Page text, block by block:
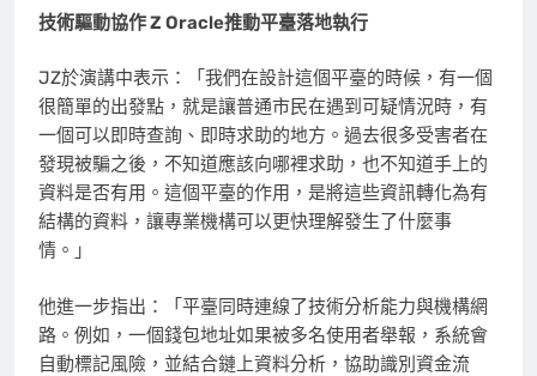
技術驅動協作 Z Oracle推動平臺落地執行
JZ於演講中表示：「我們在設計這個平臺的時候，有一個
很簡單的出發點，就是讓普通市民在遇到可疑情況時，有
一個可以即時查詢、即時求助的地方。過去很多受害者在
發現被騙之後，不知道應該向哪裡求助，也不知道手上的
資料是否有用。這個平臺的作用，是將這些資訊轉化為有
結構的資料，讓專業機構可以更快理解發生了什麼事
情。」
他進一步指出：「平臺同時連線了技術分析能力與機構網
路。例如，一個錢包地址如果被多名使用者舉報，系統會
自動標記風險，並結合鏈上資料分析，協助識別資金流